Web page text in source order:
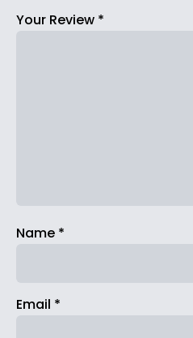
Your Review *
Name *
Email *